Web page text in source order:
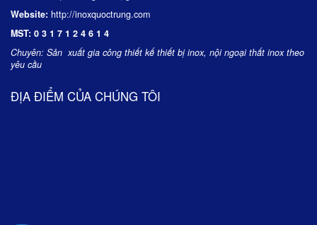
Website: http://inoxquoctrung.com
MST: 0 3 1 7 1 2 4 6 1 4
Chuyên: Sản xuất gia công thiết kế thiết bị inox, nội ngoại thất inox theo
yêu cầu
ĐỊA ĐIỂM CỦA CHÚNG TÔI